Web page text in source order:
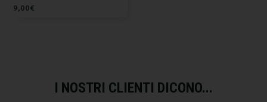
9,00€
I NOSTRI CLIENTI DICONO...